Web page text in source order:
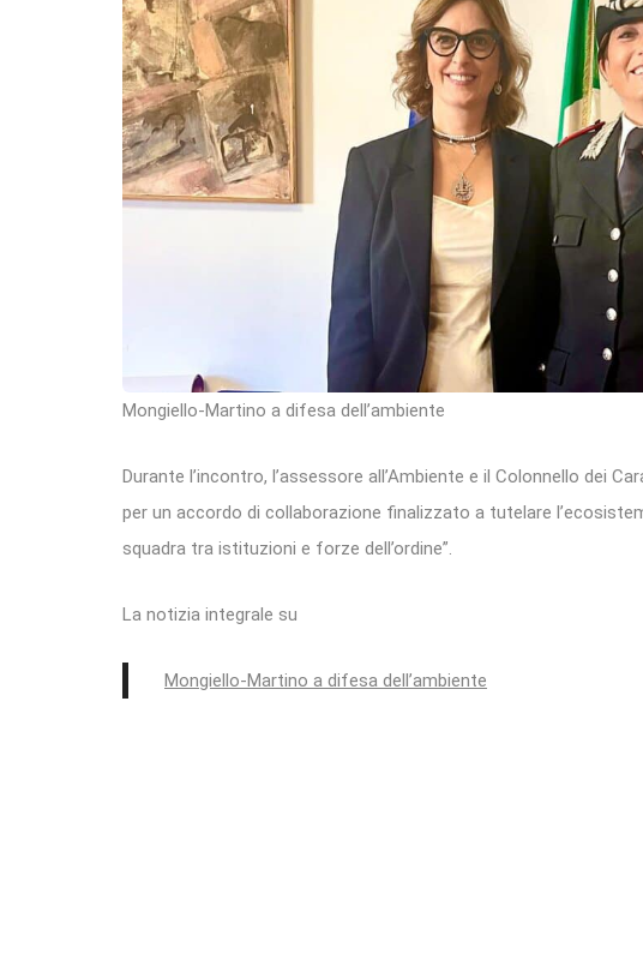
Mongiello-Martino a difesa dell’ambiente
Durante l’incontro, l’assessore all’Ambiente e il Colonnello dei
per un accordo di collaborazione finalizzato a tutelare
squadra tra istituzioni e forze dell’ordine”.
La notizia integrale su
Mongiello-Martino a difesa dell’ambiente